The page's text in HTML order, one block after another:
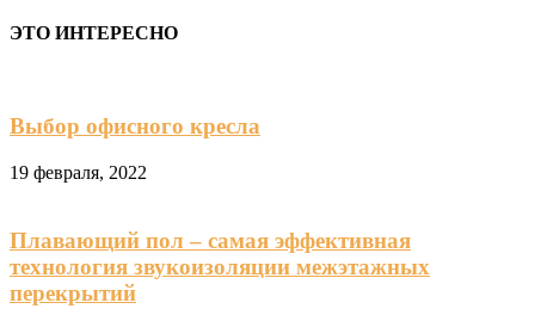
ЭТО ИНТЕРЕСНО
Выбор офисного кресла
19 февраля, 2022
Плавающий пол – самая эффективная
технология звукоизоляции межэтажных
перекрытий